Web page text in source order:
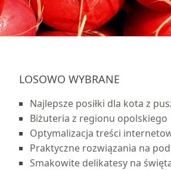
LOSOWO WYBRANE
Najlepsze posiłki dla kota z
Biżuteria z regionu opolskiego
Optymalizacja treści
Praktyczne rozwiązania na
Smakowite delikatesy na